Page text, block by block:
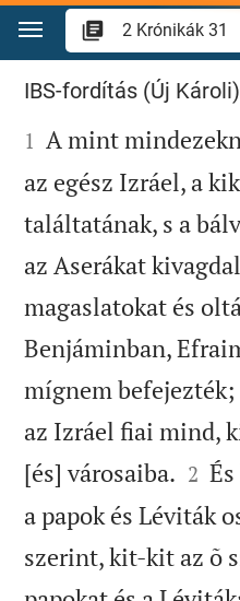
Ugrás a tartalomra
2 Krónikák 31
IBS-fordítás (Új Károli)

1 A mint
az egész Izráel, a
találtatának, s a
az Aserákat
magaslatokat és
Benjáminban,
mígnem
az Izráel fiai mind,
[és] városaiba. 

2
a papok és Léviták
szerint, kit-kit az õ